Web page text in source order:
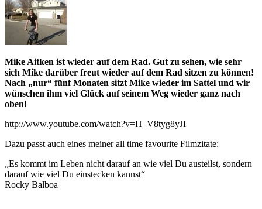
Mike Aitken ist wieder auf dem Rad. Gut zu sehen, wie sehr
sich Mike darüber freut wieder auf dem Rad sitzen zu können!
Nach „nur“ fünf Monaten sitzt Mike wieder im Sattel und wir
wünschen ihm viel Glück auf seinem Weg wieder ganz nach
oben!
http://www.youtube.com/watch?v=H_V8tyg8yJI
Dazu passt auch eines meiner all time favourite Filmzitate:
„Es kommt im Leben nicht darauf an wie viel Du austeilst, sondern
darauf wie viel Du einstecken kannst“
Rocky Balboa